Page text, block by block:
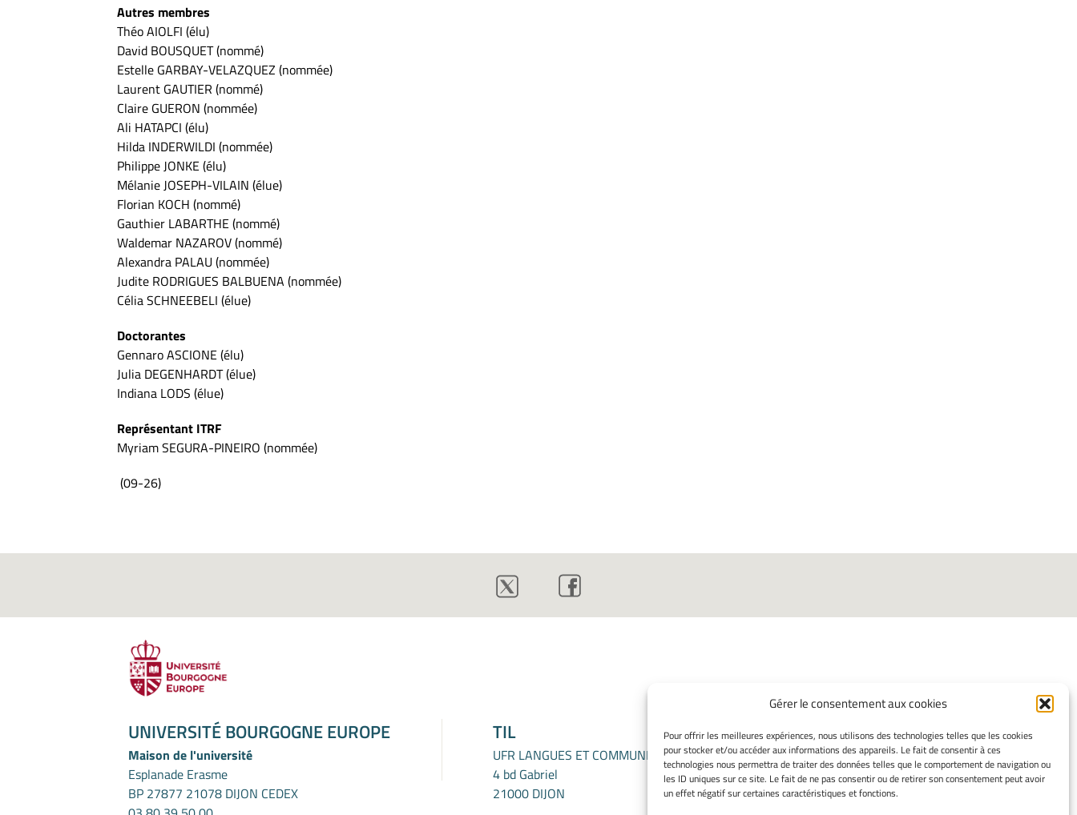
Gérer le consentement aux cookies
Pour offrir les meilleures expériences, nous utilisons des technologies telles que les cookies
pour stocker et/ou accéder aux informations des appareils. Le fait de consentir à ces
technologies nous permettra de traiter des données telles que le comportement de navigation ou
les ID uniques sur ce site. Le fait de ne pas consentir ou de retirer son consentement peut avoir
un effet négatif sur certaines caractéristiques et fonctions.
Autres membres
Théo AIOLFI (élu)
David BOUSQUET (nommé)
Estelle GARBAY-VELAZQUEZ (nommée)
Laurent GAUTIER (nommé)
Claire GUERON (nommée)
Ali HATAPCI (élu)
Hilda INDERWILDI (nommée)
Philippe JONKE (élu)
Mélanie JOSEPH-VILAIN (élue)
Florian KOCH (nommé)
Gauthier LABARTHE (nommé)
Waldemar NAZAROV (nommé)
Alexandra PALAU (nommée)
Judite RODRIGUES BALBUENA (nommée)
Célia SCHNEEBELI (élue)
Doctorantes
Gennaro ASCIONE (élu)
Julia DEGENHARDT (élue)
Indiana LODS (élue)
Représentant ITRF
Myriam SEGURA-PINEIRO (nommée)
(09-26)
UNIVERSITÉ BOURGOGNE EUROPE
Maison de l'université
Esplanade Erasme
BP 27877 21078 DIJON CEDEX
TIL
UFR LANGUES ET COMMUNICATION
4 bd Gabriel
21000 DIJON
INFORMATIONS LÉGALES
Mentions légales
Gérer mes cookies
Politique de cookies